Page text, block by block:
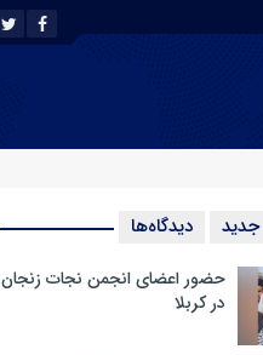
جدید دیدگاه‌ها
حضور اعضای انجمن نجات زنجان
در کربلا